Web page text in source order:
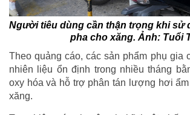
Người tiêu dùng cần thận trọng khi sử
pha cho xăng. Ảnh: Tuổi
Theo quảng cáo, các sản phẩm phụ gia
nhiên liệu ổn định trong nhiều tháng
oxy hóa và hỗ trợ phân tán lượng hơi
xăng.